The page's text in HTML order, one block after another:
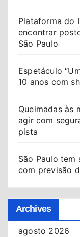
Plataforma do
encontrar
São Paulo
Espetáculo
10 anos com
Queimadas às
agir com
pista
São Paulo tem
com previsão
Archives
agosto 2026